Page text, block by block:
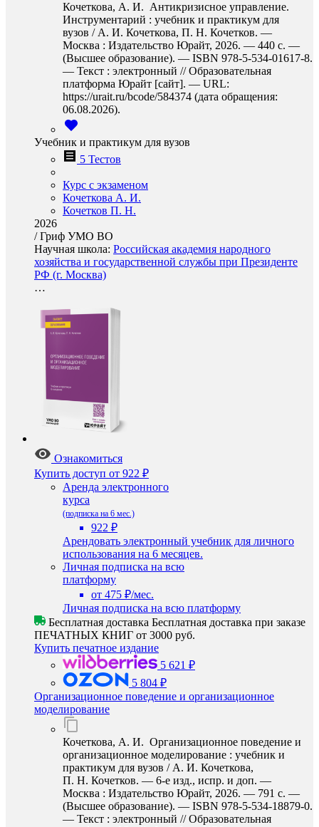
Кочеткова, А. И. Антикризисное управление.
Инструментарий : учебник и практикум для
вузов / А. И. Кочеткова, П. Н. Кочетков. —
Москва : Издательство Юрайт, 2026. — 440 с. —
(Высшее образование). — ISBN 978-5-534-01617-8.
— Текст : электронный // Образовательная
платформа Юрайт [сайт]. — URL:
https://urait.ru/bcode/584374 (дата обращения:
06.08.2026).
Учебник и практикум для вузов
5 Тестов
Курс с экзаменом
Кочеткова А. И.
Кочетков П. Н.
2026
/Гриф УМО ВО
Научная школа: Российская академия народного
хозяйства и государственной службы при Президенте
РФ (г. Москва)
…
Ознакомиться
Купить доступ от 922 ₽
Аренда электронного
курса
(подписка на 6 мес.)
922 ₽
Арендовать электронный учебник для личного
использования на 6 месяцев.
Личная подписка на всю
платформу
от 475 ₽/мес.
Личная подписка на всю платформу
Бесплатная доставка Бесплатная доставка при заказе
ПЕЧАТНЫХ КНИГ от 3000 руб.
Купить печатное издание
5 621 ₽
5 804 ₽
Организационное поведение и организационное
моделирование
Кочеткова, А. И. Организационное поведение и
организационное моделирование : учебник и
практикум для вузов / А. И. Кочеткова,
П. Н. Кочетков. — 6-е изд., испр. и доп. —
Москва : Издательство Юрайт, 2026. — 791 с. —
(Высшее образование). — ISBN 978-5-534-18879-0.
— Текст : электронный // Образовательная